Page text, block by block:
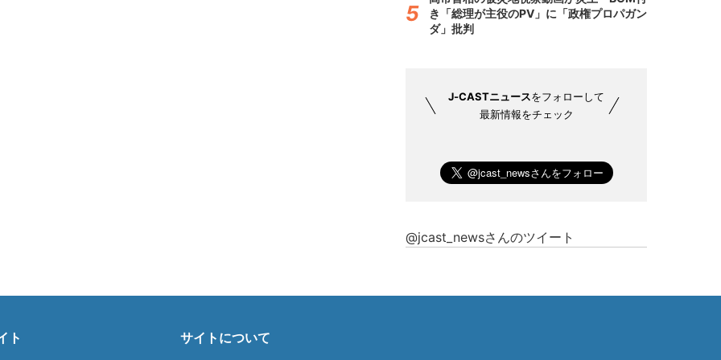
き「総理が主役のPV」に「政権プロパガン
ダ」批判
J-CASTニュースをフォローして
最新情報をチェック
@jcast_newsさんのツイート
ト サイトについて